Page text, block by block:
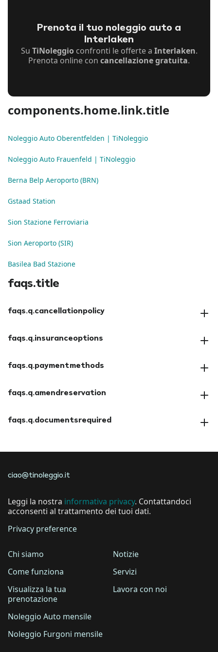
Prenota il tuo noleggio auto a
Interlaken
Su TiNoleggioconfronti le offerte a Interlaken.
Prenota online con cancellazione gratuita.
components.home.link.title
Noleggio Auto Oberentfelden | TiNoleggio
Noleggio Auto Frauenfeld | TiNoleggio
Berna Belp Aeroporto (BRN)
Gstaad Station
Sion Stazione Ferroviaria
Sion Aeroporto (SIR)
Basilea Bad Stazione
faqs.title
faqs.q.cancellationpolicy
faqs.q.insuranceoptions
faqs.q.paymentmethods
faqs.q.amendreservation
faqs.q.documentsrequired
ciao@tinoleggio.it
Leggi la nostra informativa privacy. Contattandoci
acconsenti al trattamento dei tuoi dati.
Privacy preference
Chi siamo
Come funziona
Visualizza la tua
prenotazione
Noleggio Auto mensile
Noleggio Furgoni mensile
Notizie
Servizi
Lavora con noi